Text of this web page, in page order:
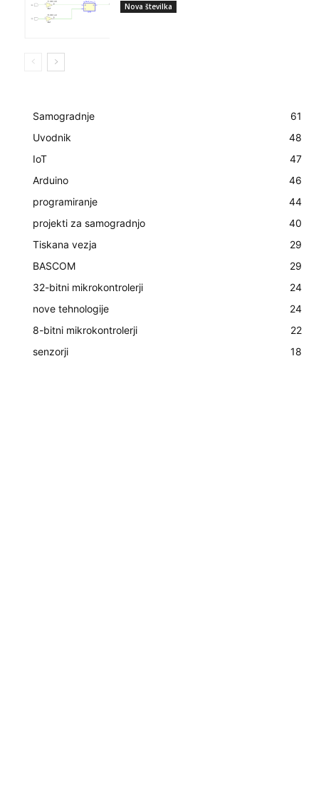
Nova številka
Samogradnje
61
Uvodnik
48
IoT
47
Arduino
46
programiranje
44
projekti za samogradnjo
40
Tiskana vezja
29
BASCOM
29
32-bitni mikrokontrolerji
24
nove tehnologije
24
8-bitni mikrokontrolerji
22
senzorji
18